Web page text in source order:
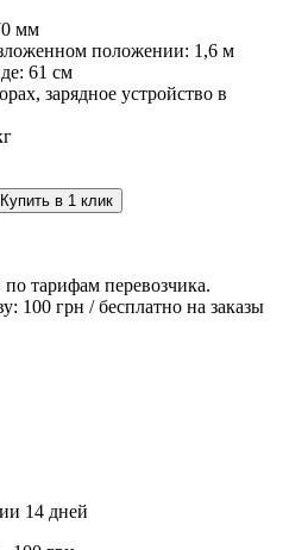
мм
положении: 1,6 м
61 см
зарядное устройство в
Купить в 1 клик
тарифам перевозчика.
100 грн /бесплатно на заказы
14 дней